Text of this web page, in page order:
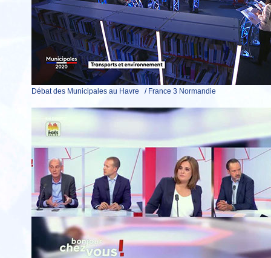
Débat des Municipales au Havre / France 3 Normandie